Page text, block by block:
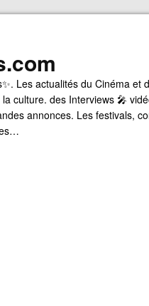
Les actualités du Cinéma et
culture. des Interviews 🎤
annonces. Les festivals,